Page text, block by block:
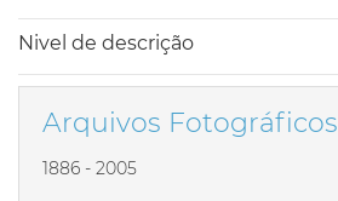
Nivel de descrição
Arquivos Fotográficos
1886 - 2005